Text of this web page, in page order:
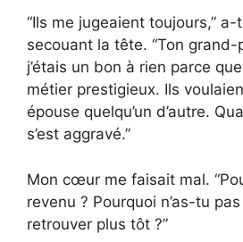
“Ils me jugeaient toujours,”
secouant la tête. “Ton
j’étais un bon à rien parce
métier prestigieux. Ils
épouse quelqu’un d’autre.
s’est aggravé.”
Mon cœur me faisait mal.
revenu ? Pourquoi n’as-tu
retrouver plus tôt ?”